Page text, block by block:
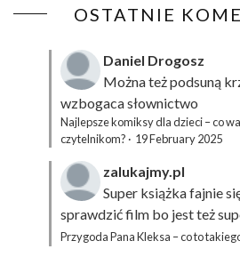
OSTATNIE
Daniel Drogosz
Można też podsuną
wzbogaca słownictwo
Najlepsze komiksy dla dzieci – co
czytelnikom? · 19 February 2025
zalukajmy.pl
Super książka fajnie
sprawdzić film bo jest też
Przygoda Pana Kleksa – co to